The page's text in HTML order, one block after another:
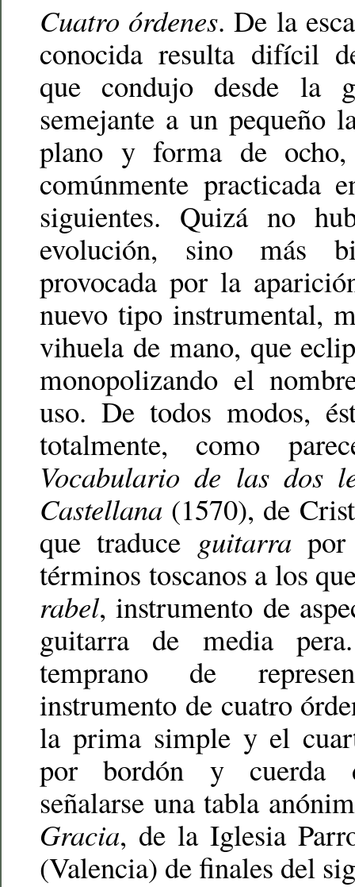
Cuatro órdenes. De la
conocida resulta difícil
que condujo desde la
semejante a un pequeño
plano y forma de
comúnmente
siguientes. Quizá no
evolución, sino más
provocada por la
nuevo tipo instrumental,
vihuela de mano, que
monopolizando el
uso. De todos modos,
totalmente, como
Vocabulario de las dos
Castellana (1570), de
que traduce guitarra
términos toscanos a los
rabel, instrumento de
guitarra de media
temprano de
instrumento de cuatro
la prima simple y el
por bordón y cuerda
señalarse una tabla
Gracia, de la Iglesia
(Valencia) de finales del